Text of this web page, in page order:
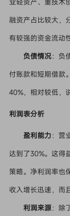
融资产占比较大，
有较强的资金流动
负债情况：负
付账款和短期借款
40%，相对较低，
利润表分析
盈利能力 ：营
达到了30%。这得
策略。净利润率也
收入增长迅速，而
利润来源：除